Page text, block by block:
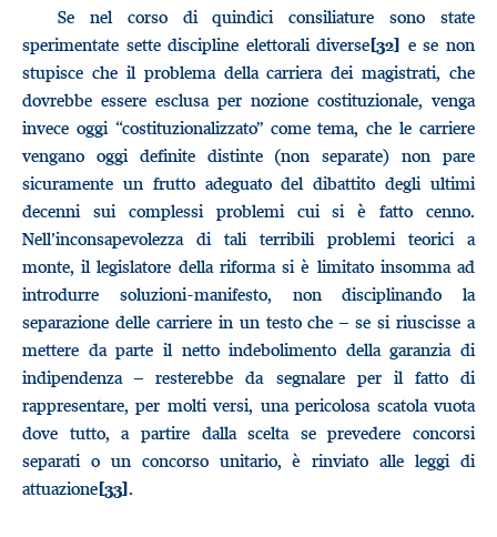
Se nel corso di quindici consiliature sono state
sperimentate sette discipline elettorali diverse[32] e se non
stupisce che il problema della carriera dei magistrati, che
dovrebbe essere esclusa per nozione costituzionale, venga
invece oggi “costituzionalizzato” come tema, che le carriere
vengano oggi definite distinte (non separate) non pare
sicuramente un frutto adeguato del dibattito degli ultimi
decenni sui complessi problemi cui si è fatto cenno.
Nell’inconsapevolezza di tali terribili problemi teorici a
monte, il legislatore della riforma si è limitato insomma ad
introdurre soluzioni-manifesto, non disciplinando la
separazione delle carriere in un testo che – se si riuscisse a
mettere da parte il netto indebolimento della garanzia di
indipendenza – resterebbe da segnalare per il fatto di
rappresentare, per molti versi, una pericolosa scatola vuota
dove tutto, a partire dalla scelta se prevedere concorsi
separati o un concorso unitario, è rinviato alle leggi di
attuazione[33].